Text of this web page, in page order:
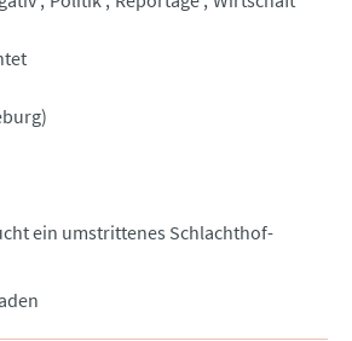
ein umstrittenes Schlachthof-